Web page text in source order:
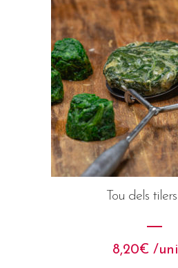
Tou dels
8,20€ /